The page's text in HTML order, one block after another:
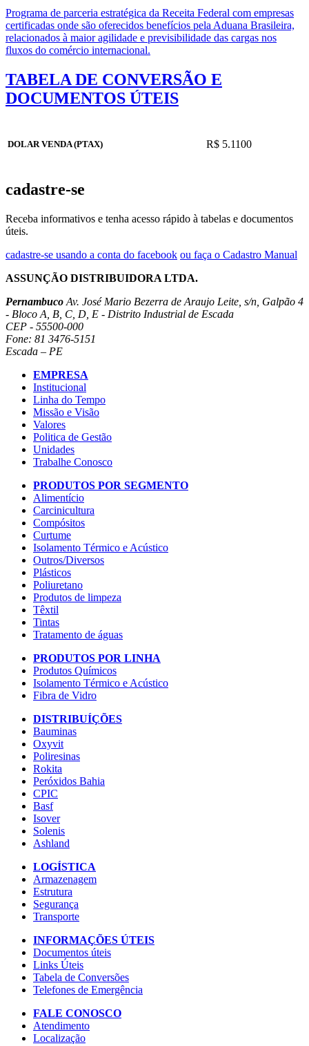
Programa de parceria estratégica da Receita Federal com empresas
certificadas onde são oferecidos benefícios pela Aduana Brasileira,
relacionados à maior agilidade e previsibilidade das cargas nos
fluxos do comércio internacional.
TABELA DE CONVERSÃO E
DOCUMENTOS ÚTEIS
DOLAR VENDA (PTAX) R$ 5.1100
cadastre-se
Receba informativos e tenha acesso rápido à tabelas e documentos
úteis.
cadastre-se usando a conta do facebook ou faça o Cadastro Manual
ASSUNÇÃO DISTRIBUIDORA LTDA.
Pernambuco Av. José Mario Bezerra de Araujo Leite, s/n, Galpão 4
- Bloco A, B, C, D, E - Distrito Industrial de Escada
CEP - 55500-000
Fone: 81 3476-5151
Escada – PE
EMPRESA
Institucional
Linha do Tempo
Missão e Visão
Valores
Politica de Gestão
Unidades
Trabalhe Conosco
PRODUTOS POR SEGMENTO
Alimentício
Carcinicultura
Compósitos
Curtume
Isolamento Térmico e Acústico
Outros/Diversos
Plásticos
Poliuretano
Produtos de limpeza
Têxtil
Tintas
Tratamento de águas
PRODUTOS POR LINHA
Produtos Químicos
Isolamento Térmico e Acústico
Fibra de Vidro
DISTRIBUÍÇÕES
Bauminas
Oxyvit
Poliresinas
Rokita
Peróxidos Bahia
CPIC
Basf
Isover
Solenis
Ashland
LOGÍSTICA
Armazenagem
Estrutura
Segurança
Transporte
INFORMAÇÕES ÚTEIS
Documentos úteis
Links Úteis
Tabela de Conversões
Telefones de Emergência
FALE CONOSCO
Atendimento
Localização